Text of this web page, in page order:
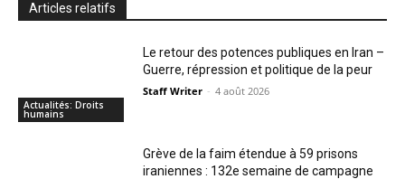
Articles relatifs
Actualités: Droits
humains
Le retour des potences publiques en Iran –
Guerre, répression et politique de la peur
Staff Writer - 4 août 2026
Grève de la faim étendue à 59 prisons
iraniennes : 132e semaine de campagne